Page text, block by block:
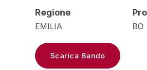
Regione
EMILIA
BO
Scarica Bando